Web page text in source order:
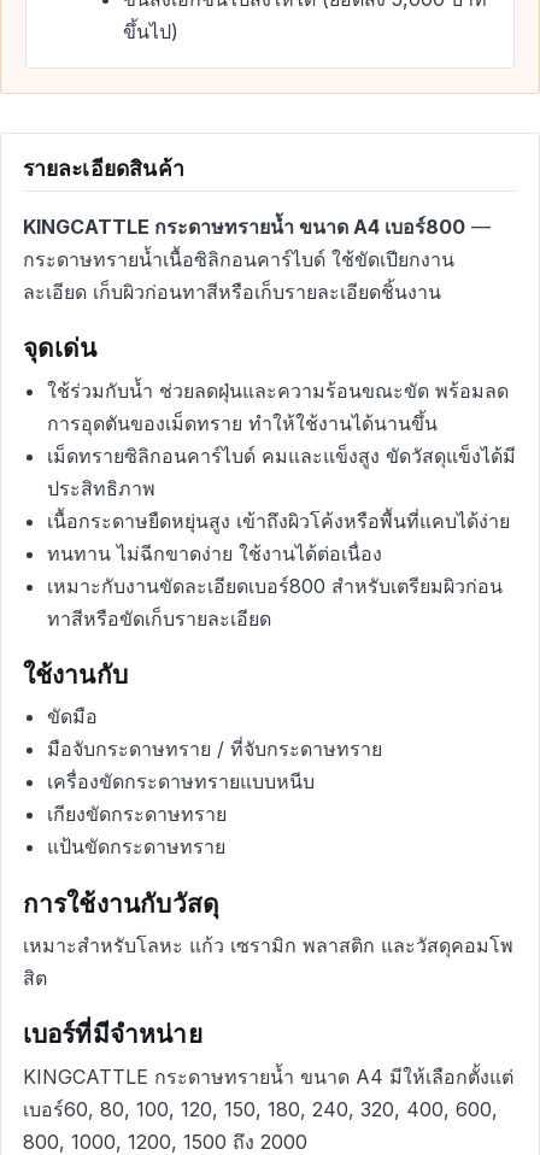
ขึ้นไป)
รายละเอียดสินค้า
KINGCATTLE กระดาษทรายน้ำ ขนาด A4 เบอร์800—
กระดาษทรายน้ำเนื้อซิลิกอนคาร์ไบด์ ใช้ขัดเปียกงาน
ละเอียด เก็บผิวก่อนทาสีหรือเก็บรายละเอียดชิ้นงาน
จุดเด่น
ใช้ร่วมกับน้ำ ช่วยลดฝุ่นและความร้อนขณะขัด พร้อมลด
การอุดตันของเม็ดทราย ทำให้ใช้งานได้นานขึ้น
เม็ดทรายซิลิกอนคาร์ไบด์ คมและแข็งสูง ขัดวัสดุแข็งได้มี
ประสิทธิภาพ
เนื้อกระดาษยืดหยุ่นสูง เข้าถึงผิวโค้งหรือพื้นที่แคบได้ง่าย
ทนทาน ไม่ฉีกขาดง่าย ใช้งานได้ต่อเนื่อง
เหมาะกับงานขัดละเอียดเบอร์800 สำหรับเตรียมผิวก่อน
ทาสีหรือขัดเก็บรายละเอียด
ใช้งานกับ
ขัดมือ
มือจับกระดาษทราย / ที่จับกระดาษทราย
เครื่องขัดกระดาษทรายแบบหนีบ
เกียงขัดกระดาษทราย
แป้นขัดกระดาษทราย
การใช้งานกับวัสดุ
เหมาะสำหรับโลหะ แก้ว เซรามิก พลาสติก และวัสดุคอมโพ
สิต
เบอร์ที่มีจำหน่าย
KINGCATTLE กระดาษทรายน้ำ ขนาด A4 มีให้เลือกตั้งแต่
เบอร์60, 80, 100, 120, 150, 180, 240, 320, 400, 600,
800, 1000, 1200, 1500 ถึง 2000